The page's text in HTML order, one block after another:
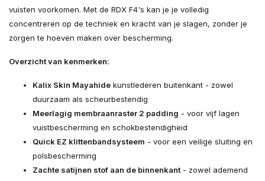
vuisten voorkomen. Met de RDX F4's kan je je volledig
concentreren op de techniek en kracht van je slagen, zonder je
zorgen te hoeven maken over bescherming.
Overzicht van kenmerken:
Kalix Skin Mayahide kunstlederen buitenkant - zowel
duurzaam als scheurbestendig
Meerlagig membraanraster 2 padding - voor vijf lagen
vuistbescherming en schokbestendigheid
Quick EZ klittenbandsysteem - voor een veilige sluiting en
polsbescherming
Zachte satijnen stof aan de binnenkant- zowel ademend